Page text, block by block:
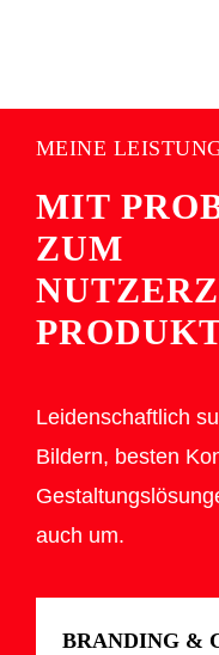
MEINE
MIT
ZUM
Leidenschaftlich
Bildern, besten
auch um.
BRANDING &